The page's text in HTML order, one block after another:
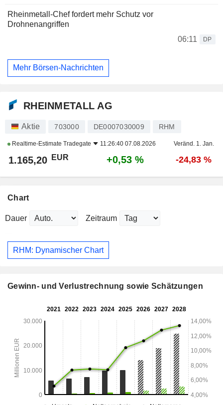
Rheinmetall-Chef fordert mehr Schutz vor
Drohnenangriffen
06:11
DP
Mehr Börsen-Nachrichten
RHEINMETALL AG
Aktie 703000 DE0007030009 RHM
Realtime-Estimate Tradegate 11:26:40 07.08.2026 Veränd. 1. Jan.
1.165,20 EUR +0,53 % -24,83 %
Chart
Dauer Zeitraum
RHM: Dynamischer Chart
Gewinn- und Verlustrechnung sowie Schätzungen